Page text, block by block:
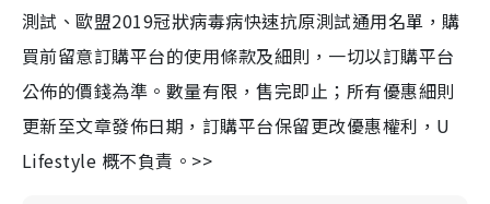
測試、歐盟2019冠狀病毒病快速抗原測試通用名單，購
買前留意訂購平台的使用條款及細則，一切以訂購平台
公佈的價錢為準。數量有限，售完即止；所有優惠細則
更新至文章發佈日期，訂購平台保留更改優惠權利，U
Lifestyle 概不負責。>>